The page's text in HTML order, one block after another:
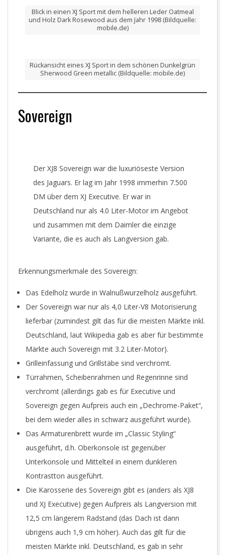
Blick in einen XJ Sport mit dem helleren Leder Oatmeal
und Holz Dark Rosewood aus dem Jahr 1998 (Bildquelle:
mobile.de)
Rückansicht eines XJ Sport in dem schönen Dunkelgrün
Sherwood Green metallic (Bildquelle: mobile.de)
Sovereign
Der XJ8 Sovereign war die luxuriöseste Version
des Jaguars. Er lag im Jahr 1998 immerhin 7.500
DM über dem XJ Executive. Er war in
Deutschland nur als 4.0 Liter-Motor im Angebot
und zusammen mit dem Daimler die einzige
Variante, die es auch als Langversion gab.
Erkennungsmerkmale des Sovereign:
Das Edelholz wurde in Walnußwurzelholz ausgeführt.
Der Sovereign war nur als 4,0 Liter-V8 Motorisierung
lieferbar (zumindest gilt das für die meisten Märkte inkl.
Deutschland, laut Wikipedia gab es aber für bestimmte
Märkte auch Sovereign mit 3.2 Liter-Motor).
Grilleinfassung und Grillstäbe sind verchromt.
Türrahmen, Scheibenrahmen und Regenrinne sind
verchromt (allerdings gab es für Executive und
Sovereign gegen Aufpreis auch ein „Dechrome-Paket“,
bei dem wieder alles in schwarz ausgeführt wurde).
Das Armaturenbrett wurde im „Classic Styling“
ausgeführt, d.h. Oberkonsole ist gegenüber
Unterkonsole und Mittelteil in einem dunkleren
Kontrastton ausgeführt.
Die Karosserie des Sovereign gibt es (anders als XJ8
und XJ Executive) gegen Aufpreis als Langversion mit
12,5 cm längerem Radstand (das Dach ist dann
übrigens auch 1,9 cm höher). Auch das gilt für die
meisten Märkte inkl. Deutschland, es gab in sehr